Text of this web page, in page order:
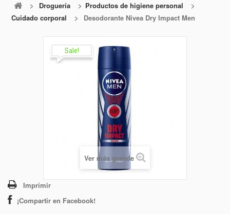
ALIMENTACIÓN
CARNICERÍA Y CHARCUTERÍA
> Droguería > Productos de higiene personal
>
Cuidado corporal
> Desodorante Nivea Dry Impact Men
Sale!
Ver más grande
Imprimir
¡Compartir en Facebook!